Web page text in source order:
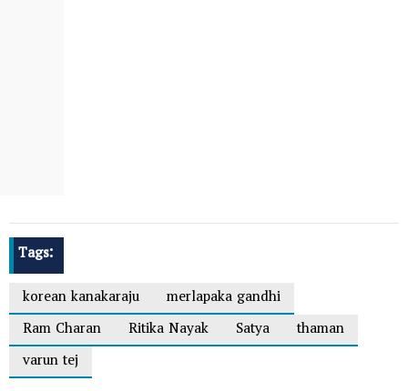
Tags:
korean kanakaraju
merlapaka gandhi
Ram Charan
Ritika Nayak Satya
thaman
varun tej